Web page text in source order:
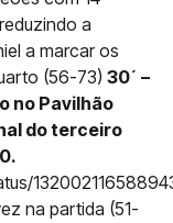
a
a marcar os
(56-73) 30´ –
no Pavilhão
do terceiro
na partida (51-